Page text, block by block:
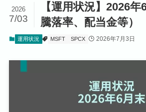
【運用状況】2026年
騰落率、配当金等）
2026
7/03
運用状況 MSFT SPCX 2026年7月3日